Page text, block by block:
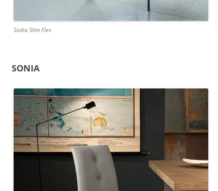
Sedia Slim Flex
SONIA